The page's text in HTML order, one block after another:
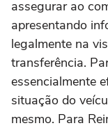
assegurar ao
apresentando
legalmente na
transferência.
essencialmente
situação do
mesmo. Para